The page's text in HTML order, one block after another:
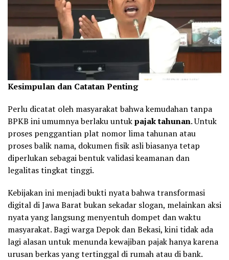
Kesimpulan dan Catatan Penting
Perlu dicatat oleh masyarakat bahwa kemudahan tanpa
BPKB ini umumnya berlaku untukpajak tahunan. Untuk
proses penggantian plat nomor lima tahunan atau
proses balik nama, dokumen fisik asli biasanya tetap
diperlukan sebagai bentuk validasi keamanan dan
legalitas tingkat tinggi.
Kebijakan ini menjadi bukti nyata bahwa transformasi
digital di Jawa Barat bukan sekadar slogan, melainkan aksi
nyata yang langsung menyentuh dompet dan waktu
masyarakat. Bagi warga Depok dan Bekasi, kini tidak ada
lagi alasan untuk menunda kewajiban pajak hanya karena
urusan berkas yang tertinggal di rumah atau di bank.